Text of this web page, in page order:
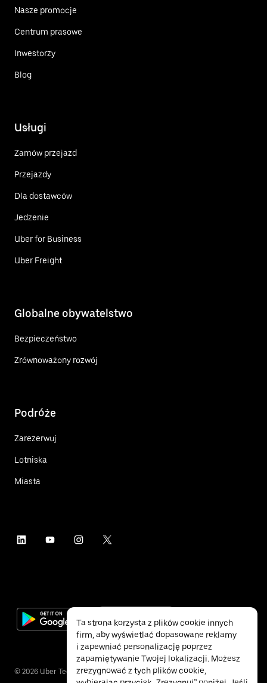
Nasze promocje
Centrum prasowe
Inwestorzy
Blog
Usługi
Zamów przejazd
Przejazdy
Dla dostawców
Jedzenie
Uber for Business
Uber Freight
Globalne obywatelstwo
Bezpieczeństwo
Zrównoważony rozwój
Podróże
Zarezerwuj
Lotniska
Miasta
© 2026 Uber Technologies Inc.
Ta strona korzysta z plików cookie innych
firm, aby wyświetlać dopasowane reklamy
i zapewniać personalizację poprzez
zapamiętywanie Twojej lokalizacji. Możesz
zrezygnować z tych plików cookie,